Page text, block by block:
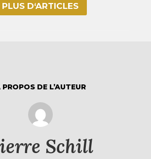
PLUS D‘ARTICLES
PROPOS DE L’AUTEUR
Schill